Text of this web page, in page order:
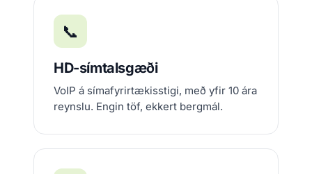
📞
HD-símtalsgæði
VoIP á símafyrirtækisstigi, með yfir 10 ára
reynslu. Engin töf, ekkert bergmál.